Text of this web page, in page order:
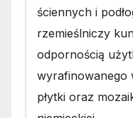
ściennych i
rzemieślniczy
odpornością
wyrafinowanego
płytki oraz